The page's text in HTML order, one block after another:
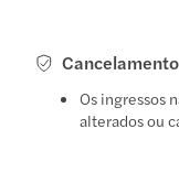
Os ingressos
alterados ou